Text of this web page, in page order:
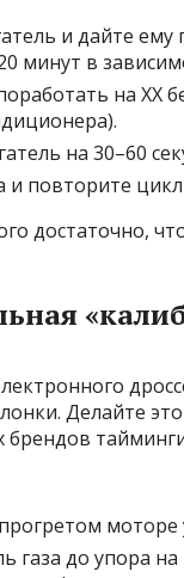
и дайте
минут в
на ХХ
на 30–60
и повторите
достаточно,
Делайте
брендов
моторе
газа до упора на